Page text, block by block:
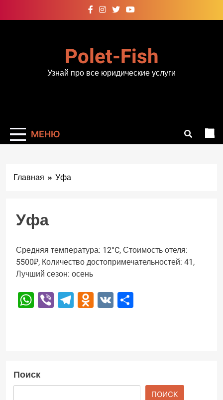
к
Polet-Fish
Узнай про все юридические услуги
МЕНЮ
Главная Уфа
Уфа
Средняя температура: 12°C, Стоимость отеля:
5500₽, Количество достопримечательностей: 41,
Лучший сезон: осень
WhatsApp
ViberTelegram
Odnoklassniki
VK
Поиск
ПОИСК